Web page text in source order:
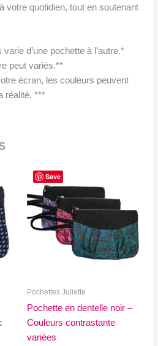
votre quotidien, tout en soutenant
d’une pochette à l’autre.*
peut variés.**
écran, les couleurs peuvent
réalité. ***
Save
Pochettes Juliette
Pochette en dentelle noir –
Couleurs contrastante
variées